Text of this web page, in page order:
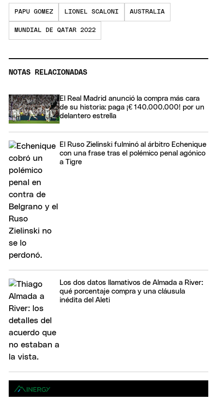
PAPU GOMEZ LIONEL SCALONI AUSTRALIA
MUNDIAL DE QATAR 2022
NOTAS RELACIONADAS
El Real Madrid anunció la compra más cara
de su historia: paga ¡€ 140.000.000! por un
delantero estrella
El Ruso Zielinski fulminó al árbitro Echenique
con una frase tras el polémico penal agónico
a Tigre
Los dos datos llamativos de Almada a River:
qué porcentaje compra y una cláusula
inédita del Aleti